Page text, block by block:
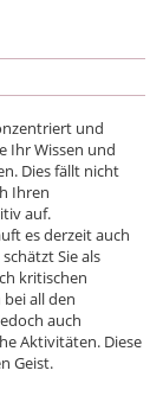
und
Ihr Wissen und
Dies fällt nicht
Ihren
auf.
es derzeit auch
Sie als
kritischen
bei all den
auch
Aktivitäten. Diese
Geist.